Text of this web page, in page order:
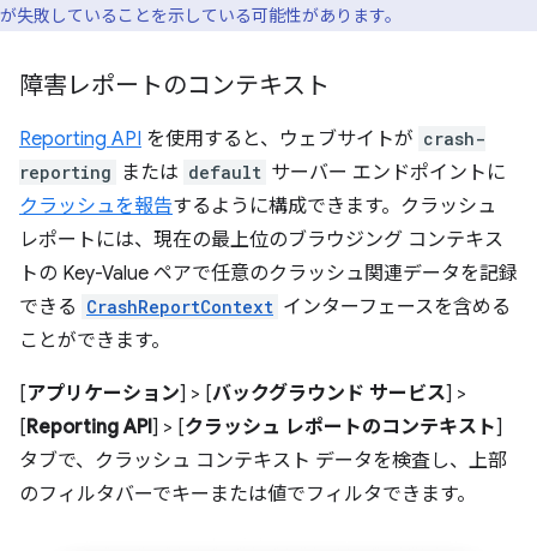
が失敗していることを示している可能性があります。
障害レポートのコンテキスト
Reporting API を使用すると、ウェブサイトが crash-
reporting
または default サーバー エンドポイントに
クラッシュを報告するように構成できます。クラッシュ
レポートには、現在の最上位のブラウジング コンテキス
トの Key-Value ペアで任意のクラッシュ関連データを記録
できる CrashReportContext インターフェースを含める
ことができます。
[アプリケーション] > [バックグラウンド サービス] >
[Reporting API] > [クラッシュ レポートのコンテキスト]
タブで、クラッシュ コンテキスト データを検査し、上部
のフィルタバーでキーまたは値でフィルタできます。